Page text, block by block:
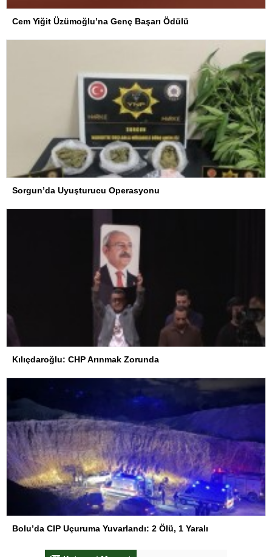
Cem Yiğit Üzümoğlu’na Genç Başarı Ödülü
Sorgun’da Uyuşturucu Operasyonu
Kılıçdaroğlu: CHP Arınmak Zorunda
Bolu’da CIP Uçuruma Yuvarlandı: 2 Ölü, 1 Yaralı